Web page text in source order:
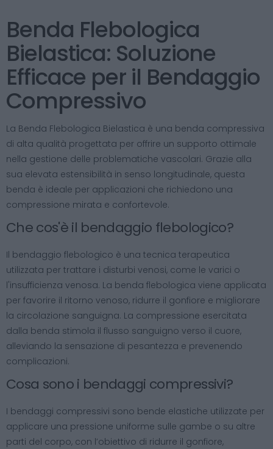
Benda Flebologica
Bielastica: Soluzione
Efficace per il Bendaggio
Compressivo
La Benda Flebologica Bielastica è una benda compressiva
di alta qualità progettata per offrire un supporto ottimale
nella gestione delle problematiche vascolari. Grazie alla
sua elevata estensibilità in senso longitudinale, questa
benda è ideale per applicazioni che richiedono una
compressione mirata e confortevole.
Che cos'è il bendaggio flebologico?
Il bendaggio flebologico è una tecnica terapeutica
utilizzata per trattare i disturbi venosi, come le varici o
l'insufficienza venosa. La benda flebologica viene applicata
per favorire il ritorno venoso, ridurre il gonfiore e migliorare
la circolazione sanguigna. La compressione esercitata
dalla benda stimola il flusso sanguigno verso il cuore,
alleviando la sensazione di pesantezza e prevenendo
complicazioni.
Cosa sono i bendaggi compressivi?
I bendaggi compressivi sono bende elastiche utilizzate per
applicare una pressione uniforme sulle gambe o su altre
parti del corpo, con l’obiettivo di ridurre il gonfiore,